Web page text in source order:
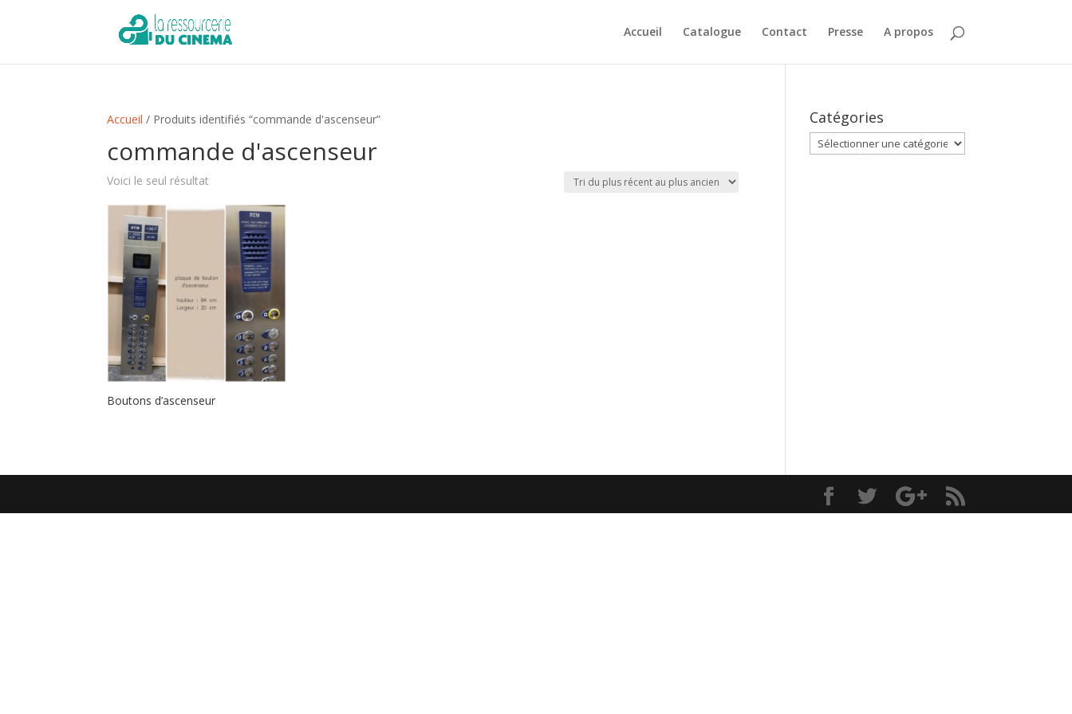
Accueil Catalogue Contact Presse A propos
Accueil / Produits identifiés “commande d'ascenseur”
commande d'ascenseur
Voici le seul résultat
Boutons d’ascenseur
Catégories
Catégories